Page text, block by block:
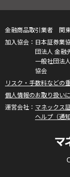
金融商品取引業者 関
日本証券業
団法人 金融
一般社団法
協会
リスク・手数料などの
個人情報のお取り扱い
マネックス
ヘルプ（通